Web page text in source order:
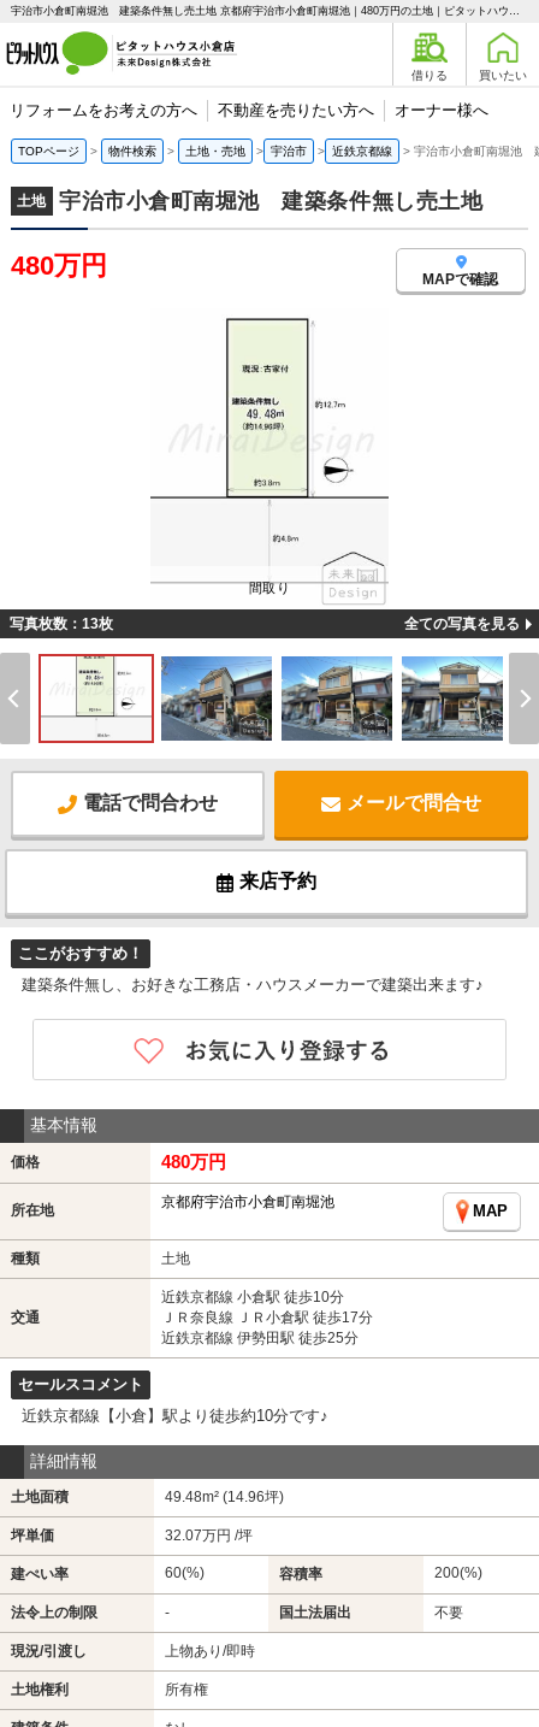
宇治市小倉町南堀池 建築条件無し売土地 京都府宇治市小倉町南堀池｜480万円の土地｜ピタットハウス小倉店 未来Design株式会社
借りる 買いたい
リフォームをお考えの方へ 不動産を売りたい方へ オーナー様へ
TOPページ 物件検索 土地・売地 宇治市 近鉄京都線 宇治市小倉町南堀池
土地 宇治市小倉町南堀池 建築条件無し売土地
480万円 MAPで確認
間取り
写真枚数：13枚 全ての写真を見る
電話で問合わせ メールで問合せ
来店予約
ここがおすすめ！
建築条件無し、お好きな工務店・ハウスメーカーで建築出来ます♪
基本情報
価格 480万円
所在地 京都府宇治市小倉町南堀池
MAP
種類 土地
交通
近鉄京都線 小倉駅 徒歩10分
ＪＲ奈良線 ＪＲ小倉駅 徒歩17分
近鉄京都線 伊勢田駅 徒歩25分
セールスコメント
近鉄京都線【小倉】駅より徒歩約10分です♪
詳細情報
土地面積 49.48m² (14.96坪)
坪単価 32.07万円 /坪
建ぺい率 60(%) 容積率 200(%)
法令上の制限 - 国土法届出 不要
現況/引渡し 上物あり/即時
土地権利 所有権